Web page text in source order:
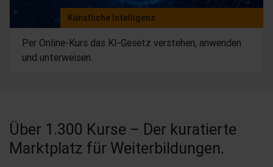
Künstliche Intelligenz
Per Online-Kurs das KI-Gesetz verstehen, anwenden
und unterweisen.
Über 1.300 Kurse – Der kuratierte
Marktplatz für Weiterbildungen.